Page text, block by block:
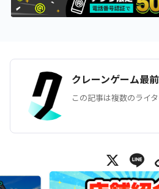
クレーンゲーム最
この記事は複数のライ
X